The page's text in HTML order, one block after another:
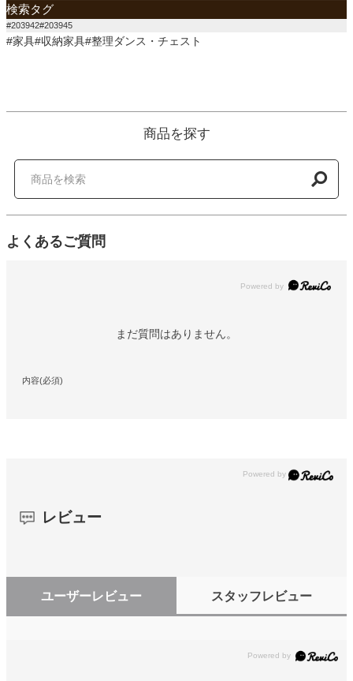
検索タグ
#203942#203945
#家具#収納家具#整理ダンス・チェスト
商品を探す
よくあるご質問
Powered by
まだ質問はありません。
内容(必須)
レビュー
ユーザーレビュー スタッフレビュー